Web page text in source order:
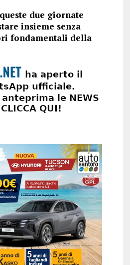
due giornate
insieme senza
fondamentali della